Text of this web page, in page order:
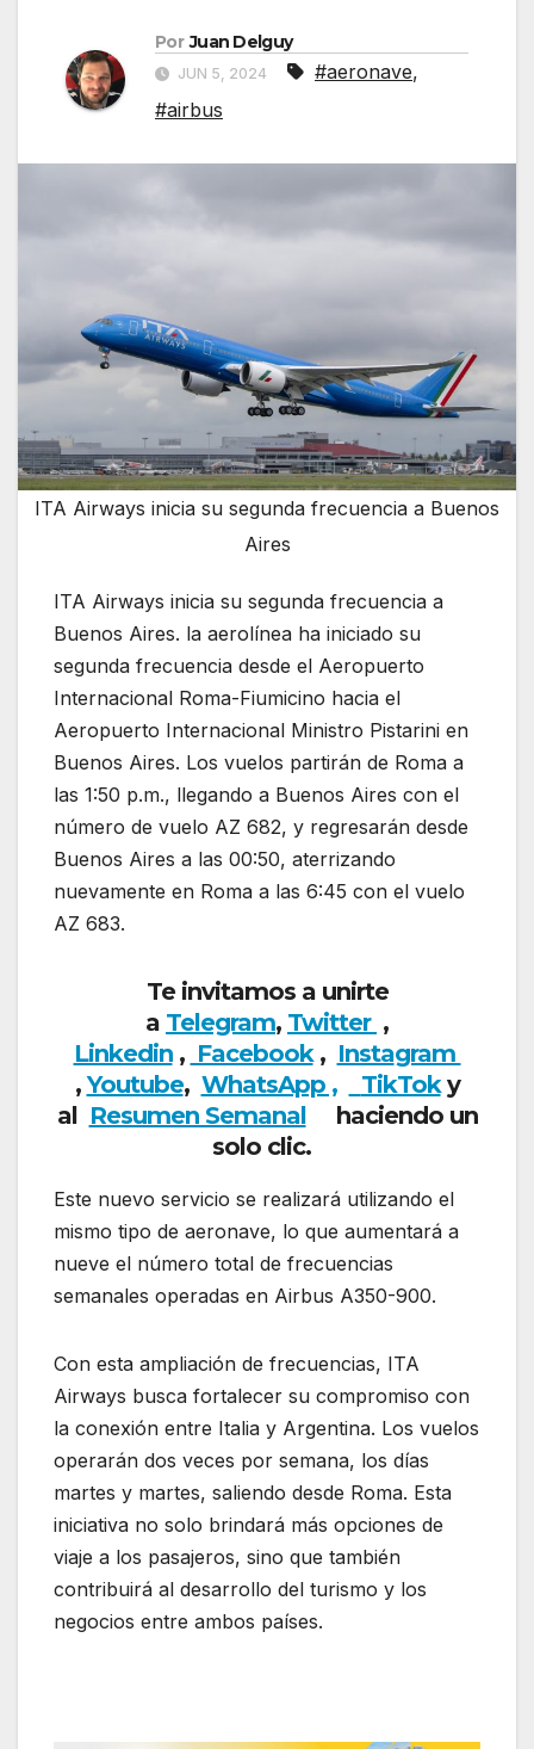
Por Juan Delguy
JUN 5, 2024 #aeronave,
#airbus
ITA Airways inicia su segunda frecuencia a Buenos
Aires
ITA Airways inicia su segunda frecuencia a
Buenos Aires. la aerolínea ha iniciado su
segunda frecuencia desde el Aeropuerto
Internacional Roma-Fiumicino hacia el
Aeropuerto Internacional Ministro Pistarini en
Buenos Aires. Los vuelos partirán de Roma a
las 1:50 p.m., llegando a Buenos Aires con el
número de vuelo AZ 682, y regresarán desde
Buenos Aires a las 00:50, aterrizando
nuevamente en Roma a las 6:45 con el vuelo
AZ 683.
Te invitamos a unirte
a Telegram, Twitter ,
Linkedin, Facebook, Instagram
,Youtube, WhatsApp , TikToky
al Resumen Semanalhaciendo un
solo clic.
Este nuevo servicio se realizará utilizando el
mismo tipo de aeronave, lo que aumentará a
nueve el número total de frecuencias
semanales operadas en Airbus A350-900.
Con esta ampliación de frecuencias, ITA
Airways busca fortalecer su compromiso con
la conexión entre Italia y Argentina. Los vuelos
operarán dos veces por semana, los días
martes y martes, saliendo desde Roma. Esta
iniciativa no solo brindará más opciones de
viaje a los pasajeros, sino que también
contribuirá al desarrollo del turismo y los
negocios entre ambos países.